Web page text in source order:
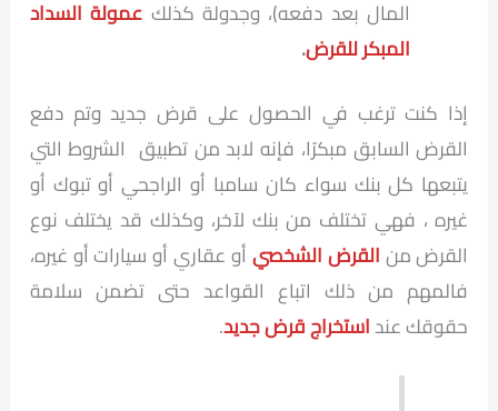
المال بعد دفعه)، وجدولة كذلك عمولة السداد
المبكر للقرض.
إذا كنت ترغب في الحصول على قرض جديد وتم دفع
القرض السابق مبكرًا، فإنه لابد من تطبيق الشروط التي
يتبعها كل بنك سواء كان سامبا أو الراجحي أو تبوك أو
غيره ، فهي تختلف من بنك لآخر، وكذلك قد يختلف نوع
القرض منالقرض الشخصيأو عقاري أو سيارات أو غيره،
فالمهم من ذلك اتباع القواعد حتى تضمن سلامة
حقوقك عنداستخراج قرض جديد.